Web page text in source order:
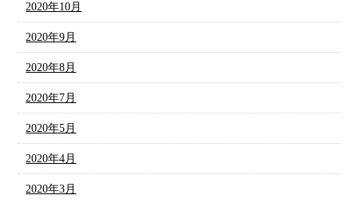
2020年10月
2020年9月
2020年8月
2020年7月
2020年5月
2020年4月
2020年3月